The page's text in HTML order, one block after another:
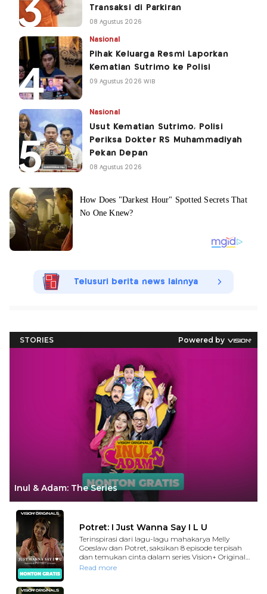
Transaksi di Parkiran
08 Agustus 2026
Nasional
Pihak Keluarga Resmi Laporkan
Kematian Sutrimo ke Polisi
09 Agustus 2026 WIB
Nasional
Usut Kematian Sutrimo, Polisi
Periksa Dokter RS Muhammadiyah
Pekan Depan
08 Agustus 2026
Telusuri berita news lainnya